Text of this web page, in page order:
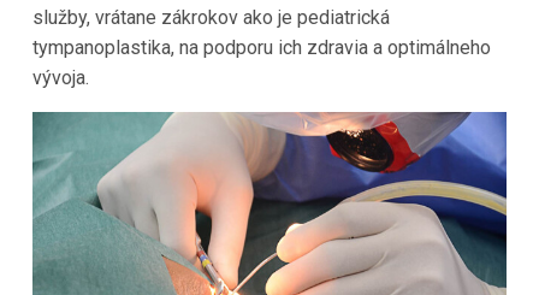
služby, vrátane zákrokov ako je pediatrická
tympanoplastika, na podporu ich zdravia a optimálneho
vývoja.